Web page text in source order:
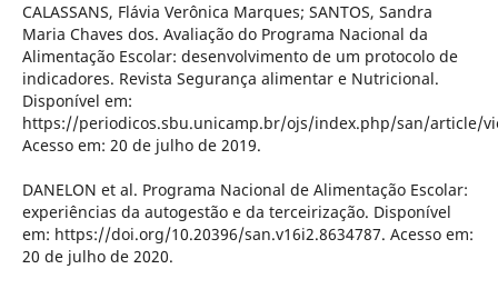
CALASSANS, Flávia Verônica Marques; SANTOS, Sandra
Maria Chaves dos. Avaliação do Programa Nacional da
Alimentação Escolar: desenvolvimento de um protocolo de
indicadores. Revista Segurança alimentar e Nutricional.
Disponível em:
https://periodicos.sbu.unicamp.br/ojs/index.php/san/article/
Acesso em: 20 de julho de 2019.
DANELON et al. Programa Nacional de Alimentação Escolar:
experiências da autogestão e da terceirização. Disponível
em: https://doi.org/10.20396/san.v16i2.8634787. Acesso em:
20 de julho de 2020.